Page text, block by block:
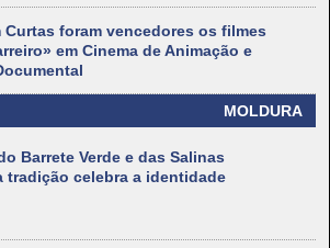
Curtas foram vencedores os filmes
em Cinema de Animação e
MOLDURA
Barrete Verde e das Salinas
tradição celebra a identidade